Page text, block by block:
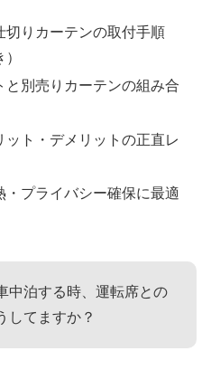
切りカーテンの取付手順
と別売りカーテンの組み合
ト・デメリットの正直レ
プライバシー確保に最適
中泊する時、運転席との
してますか？